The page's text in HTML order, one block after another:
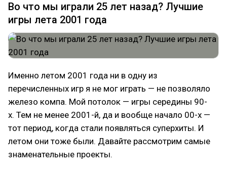
Во что мы играли 25 лет назад? Лучшие
игры лета 2001 года
Именно летом 2001 года ни в одну из
перечисленных игр я не мог играть — не позволяло
железо компа. Мой потолок — игры середины 90-
х. Тем не менее 2001-й, да и вообще начало 00-х —
тот период, когда стали появляться суперхиты. И
летом они тоже были. Давайте рассмотрим самые
знаменательные проекты.